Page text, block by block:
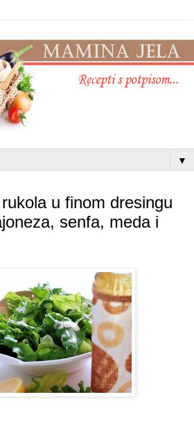
▼
u finom dresingu
senfa, meda i